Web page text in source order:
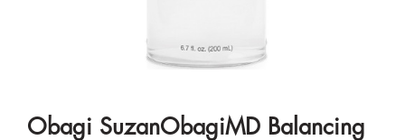
Obagi SuzanObagiMD Balancing